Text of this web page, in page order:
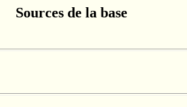
Sources de la base